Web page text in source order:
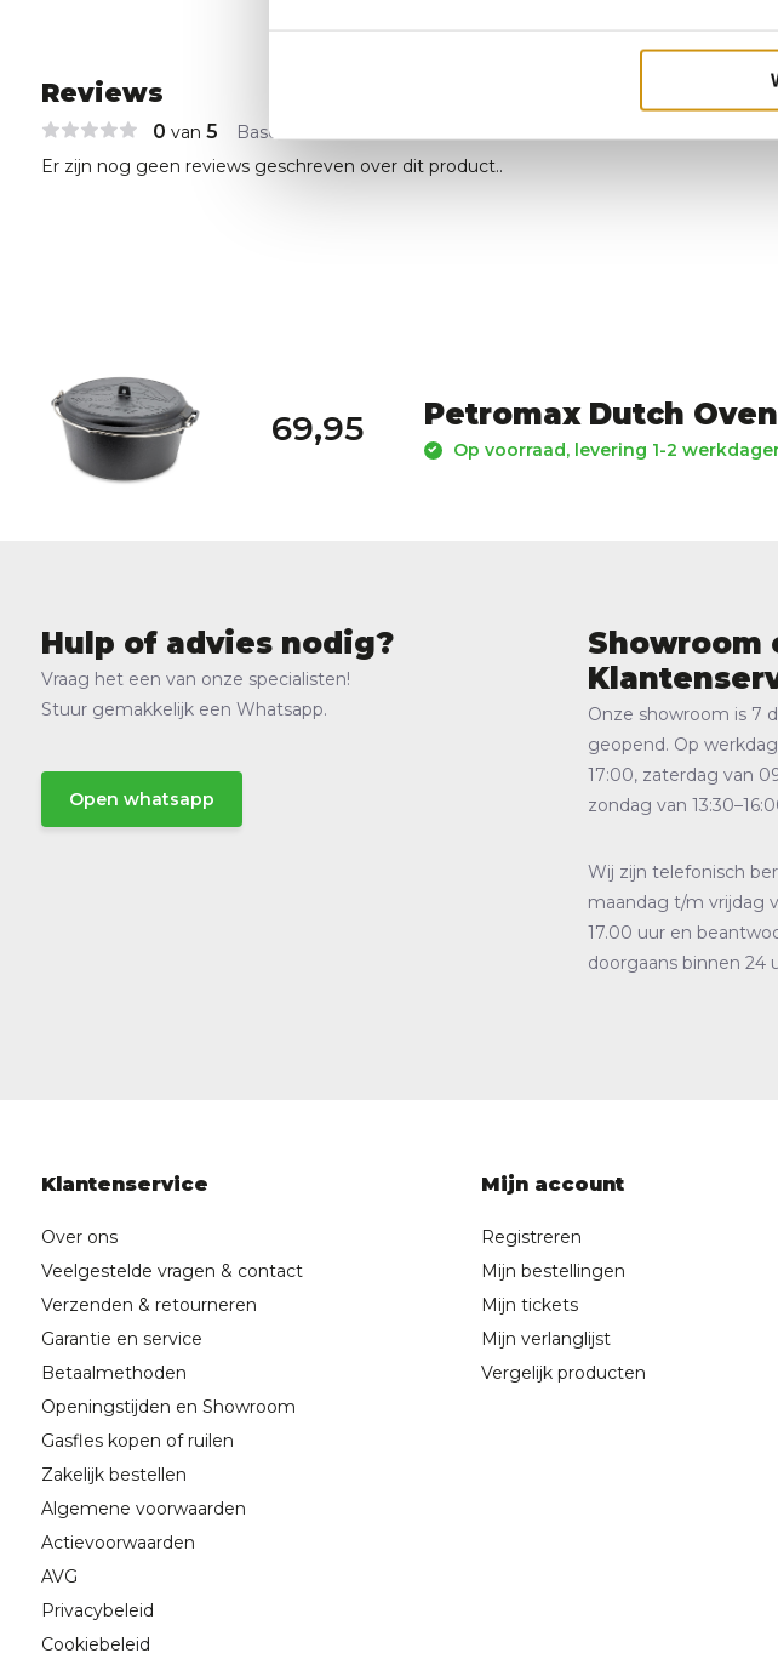
Reviews
0 van 5 Based on 0 reviews
Er zijn nog geen reviews geschreven over dit product..
69,95 Petromax Dutch
Op voorraad, levering 1-2
Hulp of advies nodig?
Vraag het een van onze specialisten!
Stuur gemakkelijk een Whatsapp.
Open whatsapp
Showroom
Onze showroom is 7
geopend. Op
17:00, zaterdag van
zondag van
Wij zijn telefonisch
maandag t/m vrijdag
17.00 uur en
doorgaans binnen 24
Klantenservice
Over ons
Veelgestelde vragen & contact
Verzenden & retourneren
Garantie en service
Betaalmethoden
Openingstijden en Showroom
Gasfles kopen of ruilen
Zakelijk bestellen
Algemene voorwaarden
Actievoorwaarden
AVG
Privacybeleid
Cookiebeleid
Mijn account
Registreren
Mijn bestellingen
Mijn tickets
Mijn verlanglijst
Vergelijk producten